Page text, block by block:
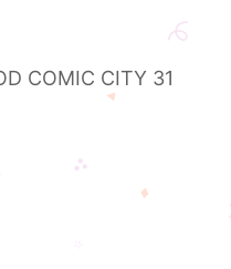
COMIC CITY 31